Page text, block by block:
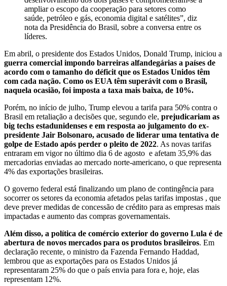
ampliar o escopo da cooperação para setores como
saúde, petróleo e gás, economia digital e satélites”, diz
nota da Presidência do Brasil, sobre a conversa entre os
líderes.
Em abril, o presidente dos Estados Unidos, Donald Trump, iniciou a
guerra comercial impondo barreiras alfandegárias a países de
acordo com o tamanho do déficit que os Estados Unidos têm
com cada nação. Como os EUA têm superávit com o Brasil,
naquela ocasião, foi imposta a taxa mais baixa, de 10%.
Porém, no início de julho, Trump elevou a tarifa para 50% contra o
Brasil em retaliação a decisões que, segundo ele, prejudicariam as
big techs estadunidenses e em resposta ao julgamento do ex-
presidente Jair Bolsonaro, acusado de liderar uma tentativa de
golpe de Estado após perder o pleito de 2022. As novas tarifas
entraram em vigor no último dia 6 de agosto e afetam 35,9% das
mercadorias enviadas ao mercado norte-americano, o que representa
4% das exportações brasileiras.
O governo federal está finalizando um plano de contingência para
socorrer os setores da economia afetados pelas tarifas impostas , que
deve prever medidas de concessão de crédito para as empresas mais
impactadas e aumento das compras governamentais.
Além disso, a política de comércio exterior do governo Lula é de
abertura de novos mercados para os produtos brasileiros. Em
declaração recente, o ministro da Fazenda Fernando Haddad,
lembrou que as exportações para os Estados Unidos já
representaram 25% do que o país envia para fora e, hoje, elas
representam 12%.